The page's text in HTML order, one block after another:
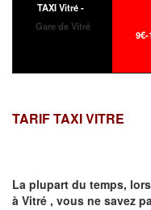
TAXI Vitré -
Gare de Vitré
9€-
TARIF TAXI VITRE
La plupart du temps,
à Vitré , vous ne savez